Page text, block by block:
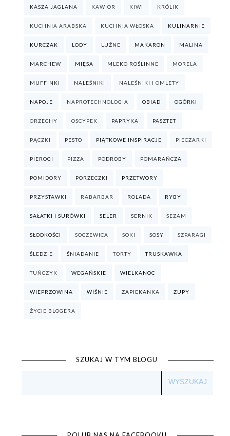
KASZA JAGLANA KAWIOR KIWI KRÓLIK
KUCHNIA ARABSKA KUCHNIA WŁOSKA KULINARNIE
KURCZAK LODY LUŹNE MAKARON MALINA
MARCHEW MIĘSA MLEKO ROŚLINNE MORELA
MUFFINKI NALEŚNIKI NALEŚNIKI I OMLETY
NAPOJE NAPROTECHNOLOGIA OBIAD OGÓRKI
ORZECHY OSCYPEK PAPRYKA PASZTET
PĄCZKI PESTO PIĄTKOWE INSPIRACJE PIECZARKI
PIEROGI PIZZA PODROBY POMARAŃCZA
POMIDORY PORZECZKI PRZETWORY
PRZYSTAWKI RABARBAR ROLADA RYBY
SAŁATKI I SURÓWKI SELER SERNIK SEZAM
SŁODKOŚCI SOCZEWICA SOKI SOSY SZPARAGI
ŚLEDZIE ŚNIADANIE TORTY TRUSKAWKA
TUŃCZYK WEGAŃSKIE WIELKANOC
WIEPRZOWINA WIŚNIE ZAPIEKANKA ZUPY
ŻYCIE BLOGERA
SZUKAJ W TYM BLOGU